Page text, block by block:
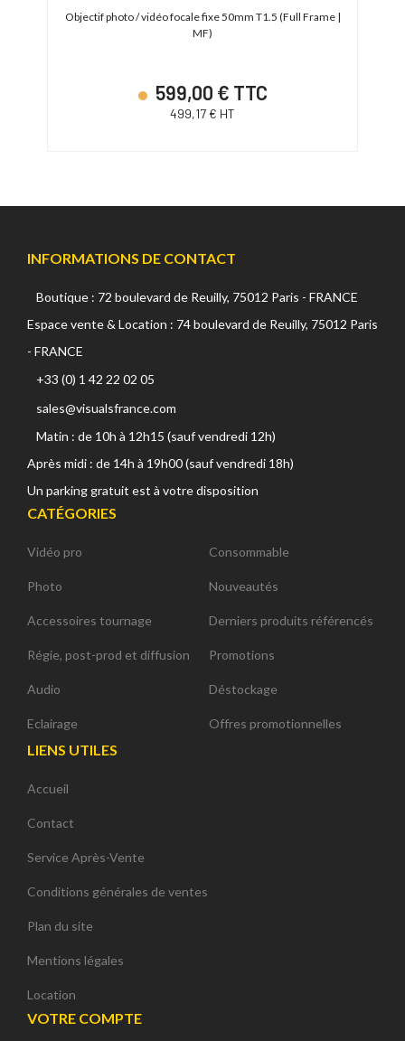
Objectif photo / vidéo focale fixe 50mm T1.5 (Full Frame |
MF)
599,00 € TTC
499,17 € HT
INFORMATIONS DE CONTACT
Boutique : 72 boulevard de Reuilly, 75012 Paris - FRANCE
Espace vente & Location : 74 boulevard de Reuilly, 75012 Paris
- FRANCE
+33 (0) 1 42 22 02 05
sales@visualsfrance.com
Matin : de 10h à 12h15 (sauf vendredi 12h)
Après midi : de 14h à 19h00 (sauf vendredi 18h)
Un parking gratuit est à votre disposition
CATÉGORIES
Vidéo pro
Photo
Accessoires tournage
Régie, post-prod et diffusion
Audio
Eclairage
Consommable
Nouveautés
Derniers produits référencés
Promotions
Déstockage
Offres promotionnelles
LIENS UTILES
Accueil
Contact
Service Après-Vente
Conditions générales de ventes
Plan du site
Mentions légales
Location
VOTRE COMPTE